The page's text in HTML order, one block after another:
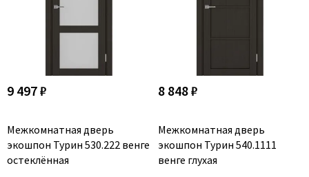
9 497 ₽
Межкомнатная дверь
экошпон Турин 530.222 венге
остеклённая
8 848 ₽
Межкомнатная дверь
экошпон Турин 540.1111
венге глухая